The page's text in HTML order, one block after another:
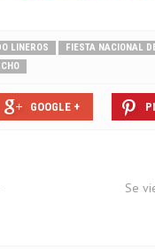
LINEROS FIESTA NACIONAL
GOOGLE +
Se